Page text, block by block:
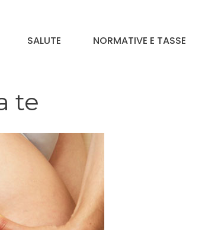
SALUTE NORMATIVE E TASSE
te